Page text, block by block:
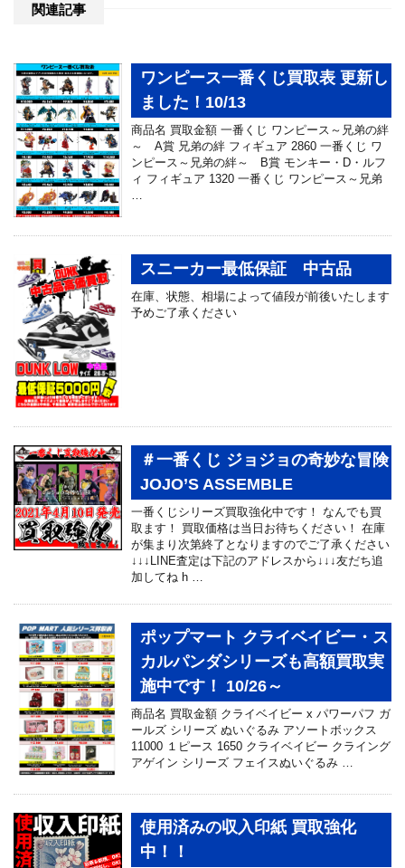
関連記事
ワンピース一番くじ買取表 更新し
ました！10/13
商品名 買取金額 一番くじ ワンピース～兄弟の絆
～ A賞 兄弟の絆 フィギュア 2860 一番くじ ワ
ンピース～兄弟の絆～ B賞 モンキー・D・ルフ
ィ フィギュア 1320 一番くじ ワンピース～兄弟
…
スニーカー最低保証 中古品
在庫、状態、相場によって値段が前後いたします
予めご了承ください
＃一番くじ ジョジョの奇妙な冒険
JOJO’S ASSEMBLE
一番くじシリーズ買取強化中です！ なんでも買
取ます！ 買取価格は当日お待ちください！ 在庫
が集まり次第終了となりますのでご了承ください
↓↓↓LINE査定は下記のアドレスから↓↓↓友だち追
加してね h …
ポップマート クライベイビー・ス
カルパンダシリーズも高額買取実
施中です！ 10/26～
商品名 買取金額 クライベイビー x パワーパフ ガ
ールズ シリーズ ぬいぐるみ アソートボックス
11000 １ピース 1650 クライベイビー クライング
アゲイン シリーズ フェイスぬいぐるみ …
使用済みの収入印紙 買取強化
中！！